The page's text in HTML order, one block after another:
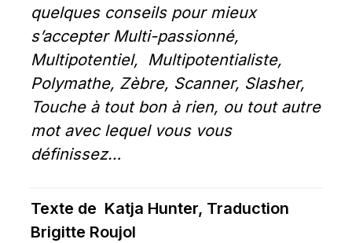
quelques conseils pour mieux
s’accepter Multi-passionné,
Multipotentiel,  Multipotentialiste,
Polymathe, Zèbre, Scanner, Slasher,
Touche à tout bon à rien, ou tout autre
mot avec lequel vous vous
définissez…
Texte de  Katja Hunter, Traduction
Brigitte Roujol